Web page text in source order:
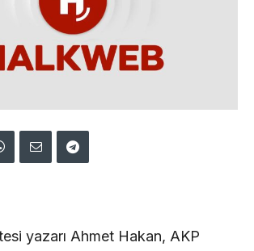
yazarı Ahmet Hakan, AKP